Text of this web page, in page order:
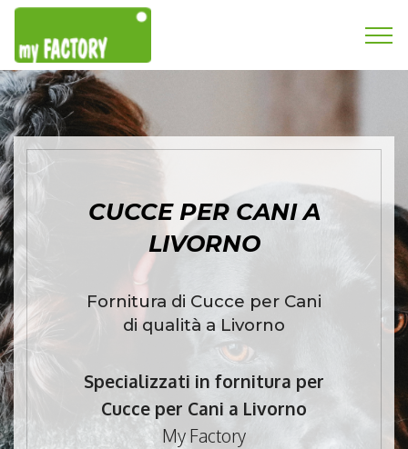
CUCCE PER CANI A
LIVORNO
Fornitura di Cucce per Cani
di qualità a Livorno
Specializzati in fornitura per
Cucce per Cani a Livorno
My Factory